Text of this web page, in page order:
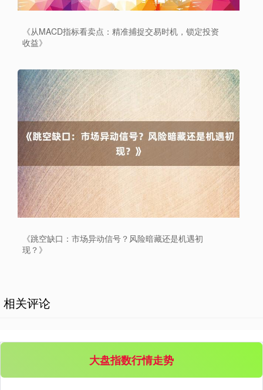
《从MACD指标看卖点：精准捕捉交易时机，锁定投资
收益》
《跳空缺口：市场异动信号？风险暗藏还是机遇初
现？》
相关评论
大盘指数行情走势